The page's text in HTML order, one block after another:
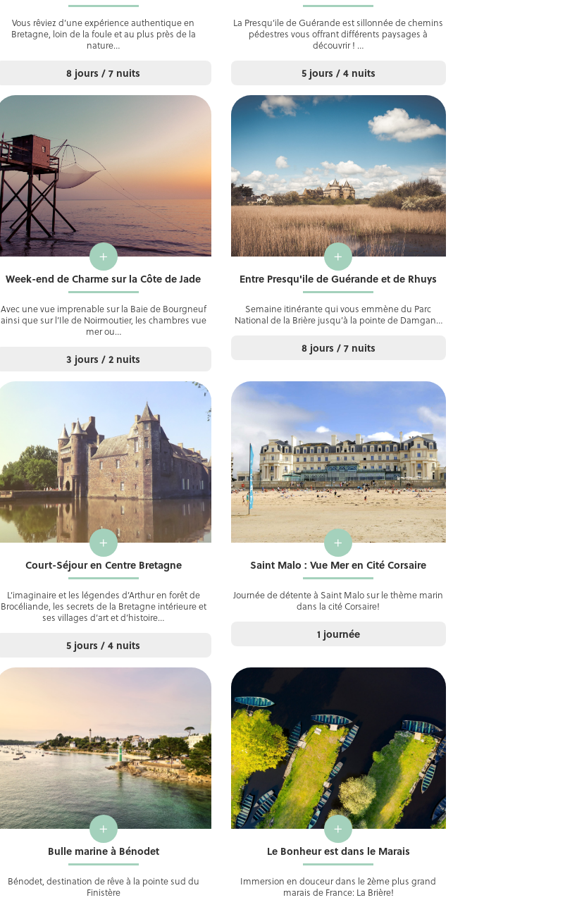
Vous rêviez d’une expérience authentique en
Bretagne, loin de la foule et au plus près de la
nature…
8 jours / 7 nuits
La Presqu’ile de Guérande est sillonnée de chemins
pédestres vous offrant différents paysages à
découvrir ! …
5 jours / 4 nuits
+
Week-end de Charme sur la Côte de Jade
Avec une vue imprenable sur la Baie de Bourgneuf
ainsi que sur l’Ile de Noirmoutier, les chambres vue
mer ou…
3 jours / 2 nuits
+
Entre Presqu'ile de Guérande et de Rhuys
Semaine itinérante qui vous emmène du Parc
National de la Brière jusqu’à la pointe de Damgan…
8 jours / 7 nuits
+
Court-Séjour en Centre Bretagne
L’imaginaire et les légendes d’Arthur en forêt de
Brocéliande, les secrets de la Bretagne intérieure et
ses villages d’art et d’histoire…
5 jours / 4 nuits
+
Saint Malo : Vue Mer en Cité Corsaire
Journée de détente à Saint Malo sur le thème marin
dans la cité Corsaire!
1 journée
+
Bulle marine à Bénodet
Bénodet, destination de rêve à la pointe sud du
Finistère
+
Le Bonheur est dans le Marais
Immersion en douceur dans le 2ème plus grand
marais de France: La Brière!